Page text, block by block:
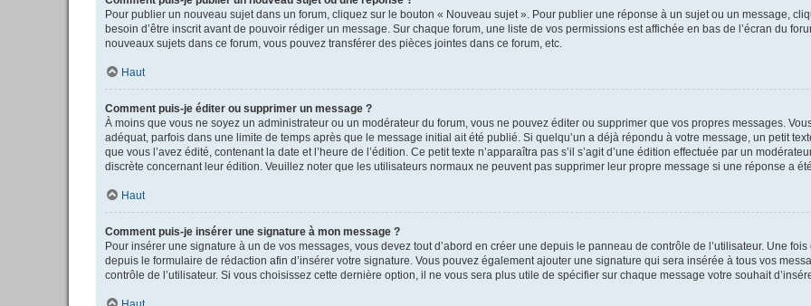
Pour publier un nouveau sujet dans un forum, cliquez sur le bouton « Nouveau sujet ». Pour publier une réponse à un sujet ou un message,
besoin d’être inscrit avant de pouvoir rédiger un message. Sur chaque forum, une liste de vos permissions est affichée en bas de l’écran du
nouveaux sujets dans ce forum, vous pouvez transférer des pièces jointes dans ce forum, etc.
Haut
Comment puis-je éditer ou supprimer un message ?
À moins que vous ne soyez un administrateur ou un modérateur du forum, vous ne pouvez éditer ou supprimer que vos propres messages.
adéquat, parfois dans une limite de temps après que le message initial ait été publié. Si quelqu’un a déjà répondu à votre message, un petit
que vous l’avez édité, contenant la date et l’heure de l’édition. Ce petit texte n’apparaîtra pas s’il s’agit d’une édition effectuée par un
discrète concernant leur édition. Veuillez noter que les utilisateurs normaux ne peuvent pas supprimer leur propre message si une réponse a
Haut
Comment puis-je insérer une signature à mon message ?
Pour insérer une signature à un de vos messages, vous devez tout d’abord en créer une depuis le panneau de contrôle de l’utilisateur. Une
depuis le formulaire de rédaction afin d’insérer votre signature. Vous pouvez également ajouter une signature qui sera insérée à tous vos
contrôle de l’utilisateur. Si vous choisissez cette dernière option, il ne vous sera plus utile de spécifier sur chaque message votre souhait